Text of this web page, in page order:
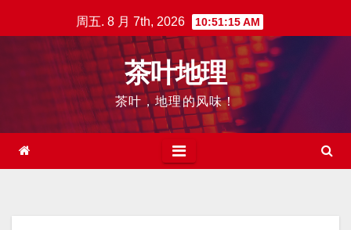
至
周五. 8 月 7th, 2026 10:51:16 AM
茶叶地理
茶叶，地理的风味！